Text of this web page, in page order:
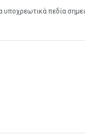
υποχρεωτικά πεδία